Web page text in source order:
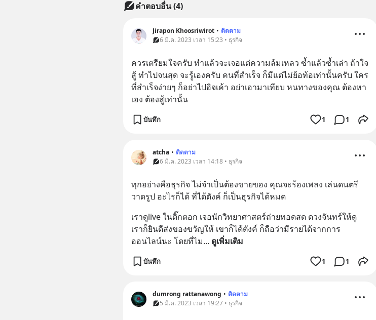
คำตอบอื่น(4)
Jirapon Khoosriwirot • ติดตาม
6 มี.ค. 2023 เวลา 15:23 • ธุรกิจ
ควรเตรียมใจครับ ทำแล้วจะเจอแต่ความล้มเหลว ซ้ำแล้วซ้ำเล่า ถ้าใจ
สู้ ทำไปจนสุด จะรู้เองครับ คนที่สำเร็จ ก็มีแต่ไม่ย้อท้อเท่านั้นครับ ใคร
ที่สำเร็จง่ายๆ ก็อย่าไปอิจเค้า อย่าเอามาเทียบ หนทางของคุณ ต้องหา
เอง ต้องสู้เท่านั้น
บันทึก 1 1
atcha • ติดตาม
6 มี.ค. 2023 เวลา 14:18 • ธุรกิจ
ทุกอย่างคือธุรกิจ ไม่จำเป็นต้องขายของ คุณจะร้องเพลง เล่นดนตรี
วาดรูป อะไรก็ได้ ที่ได้ตังค์ ก็เป็นธุรกิจได้หมด
เราดูlive ในติ๊กตอก เจอนักวิทยาศาสตร์ถ่ายทอดสด ดวงจันทร์ให้ดู
เราก็ยินดีส่งของขวัญให้ เขาก็ได้ตังค์ ก็ถือว่ามีรายได้จากการ
ออนไลน์นะ โดยที่ไม... ดูเพิ่มเติม
บันทึก 1 1
dumrong rattanawong • ติดตาม
5 มี.ค. 2023 เวลา 19:27 • ธุรกิจ